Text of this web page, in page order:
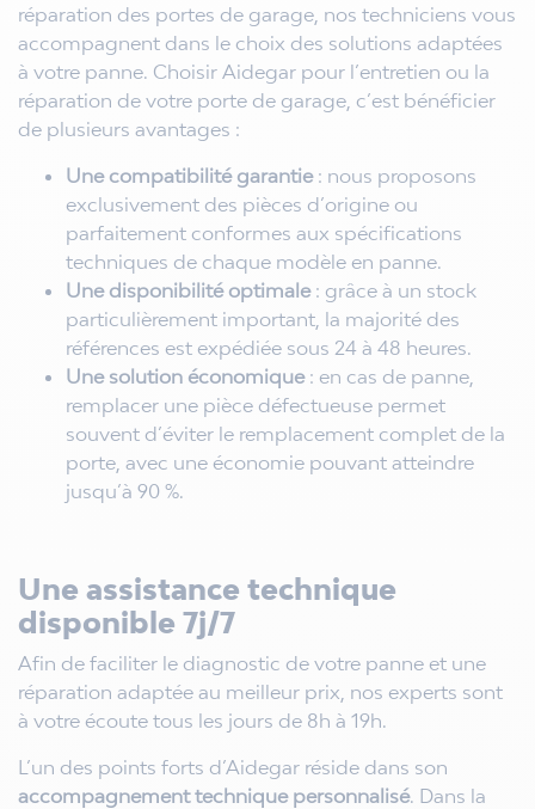
réparation des portes de garage, nos techniciens vous
accompagnent dans le choix des solutions adaptées
à votre panne. Choisir Aidegar pour l’entretien ou la
réparation de votre porte de garage, c’est bénéficier
de plusieurs avantages :
Une compatibilité garantie: nous proposons
exclusivement des pièces d’origine ou
parfaitement conformes aux spécifications
techniques de chaque modèle en panne.
Une disponibilité optimale: grâce à un stock
particulièrement important, la majorité des
références est expédiée sous 24 à 48 heures.
Une solution économique: en cas de panne,
remplacer une pièce défectueuse permet
souvent d’éviter le remplacement complet de la
porte, avec une économie pouvant atteindre
jusqu’à 90 %.
Une assistance technique
disponible 7j/7
Afin de faciliter le diagnostic de votre panne et une
réparation adaptée au meilleur prix, nos experts sont
à votre écoute tous les jours de 8h à 19h.
L’un des points forts d’Aidegar réside dans son
accompagnement technique personnalisé. Dans la